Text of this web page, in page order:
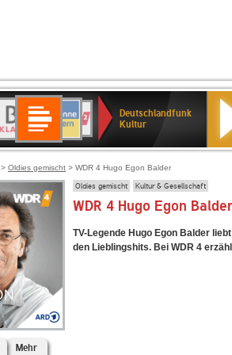
Deutschlandfunk
80er
90er
OLDIE
ANTENNE
SWR3
BR-
KLASSIK
Deutschlandfunk
Kultur
ANTENNE
BAYERN
SWR
Kultur
NDR
2
Deutschlandfunk
Kultur
> Oldies gemischt > WDR 4 Hugo Egon Balder
Oldies gemischt Kultur & Gesellschaft
WDR 4 Hugo Egon
TV-Legende Hugo Egon Balder
den Lieblingshits. Bei WDR 4
Mehr